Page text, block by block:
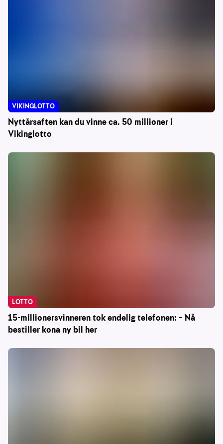
Nyttårsaften kan du vinne ca. 50 millioner i
Vikinglotto
VIKINGLOTTO
15-millionersvinneren tok endelig telefonen: – Nå
bestiller kona ny bil her
LOTTO